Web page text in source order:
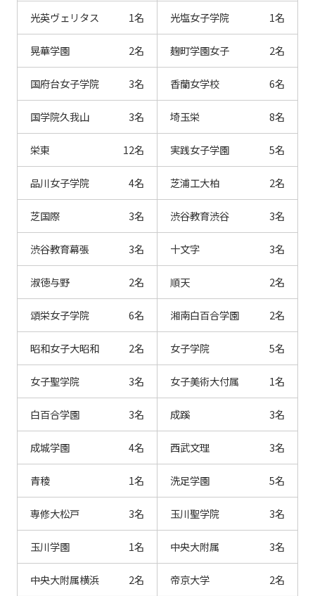
光英ヴェリタス 1名 光塩女子学院 1名
晃華学園 2名 麹町学園女子 2名
国府台女子学院 3名 香蘭女学校 6名
国学院久我山 3名 埼玉栄 8名
栄東 12名 実践女子学園 5名
品川女子学院 4名 芝浦工大柏 2名
芝国際 3名 渋谷教育渋谷 3名
渋谷教育幕張 3名 十文字 3名
淑徳与野 2名 順天 2名
頌栄女子学院 6名 湘南白百合学園 2名
昭和女子大昭和 2名 女子学院 5名
女子聖学院 3名 女子美術大付属 1名
白百合学園 3名 成蹊 3名
成城学園 4名 西武文理 3名
青稜 1名 洗足学園 5名
専修大松戸 3名 玉川聖学院 3名
玉川学園 1名 中央大附属 3名
中央大附属横浜 2名 帝京大学 2名